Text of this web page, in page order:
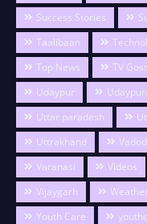
Success Stories
Taalibaan
Top News
TV
Udaypur
Uttar paradesh
Uttrakhand
Varanasi
Videos
Vijaygarh
Youth Care